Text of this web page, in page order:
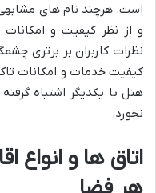
است. هرچند نام های مشابهی
و از نظر کیفیت و
نظرات کاربران بر برتری
کیفیت خدمات و امکانات
هتل با یکدیگر اشتباه
نخورد.
اتاق ها و انواع